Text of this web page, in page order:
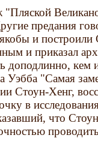
предания
и
и приказал
доподлинно, кем
"Самая
Стоун-Хенг,
в
что